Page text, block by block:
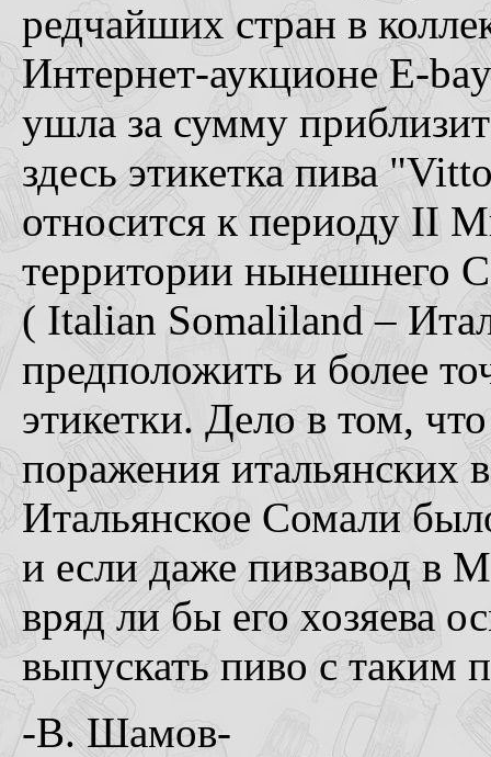
редчайших стран в
Интернет-аукционе E-
ушла за сумму
здесь этикетка пива
относится к периоду II
территории нынешнего
( Italian Somaliland –
предположить и более
этикетки. Дело в том,
поражения итальянских
Итальянское Сомали
и если даже пивзавод в
вряд ли бы его хозяева
выпускать пиво с таким
-В. Шамов-